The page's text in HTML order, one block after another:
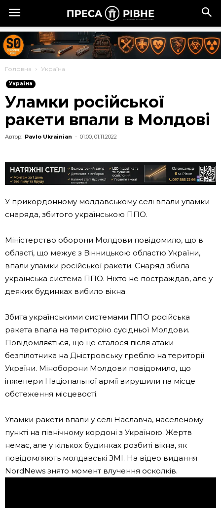
Головна Україна
Україна
Уламки російської
ракети впали в Молдові
Автор: Pavlo Ukrainian - 01:00, 01.11.2022
У прикордонному молдавському селі впали уламки
снаряда, збитого українською ППО.
Міністерство оборони Молдови повідомило, що в
області, що межує з Вінницькою областю України,
впали уламки російської ракети. Снаряд збила
українська система ППО. Ніхто не постраждав, але у
деяких будинках вибило вікна.
Збита українськими системами ППО російська
ракета впала на територію сусідньої Молдови.
Повідомляється, що це сталося після атаки
безпілотника на Дністровську греблю на території
України. Міноборони Молдови повідомило, що
інженери Національної армії вирушили на місце
обстеження місцевості.
Уламки ракети впали у селі Наславча, населеному
пункті на північному кордоні з Україною. Жертв
немає, але у кількох будинках розбиті вікна, як
повідомляють молдавські ЗМІ. На відео видання
NordNews знято момент влучення осколків.